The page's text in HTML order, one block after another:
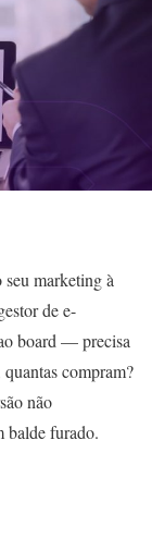
marketing à
de e-
board — precisa
compram?
não
balde furado.